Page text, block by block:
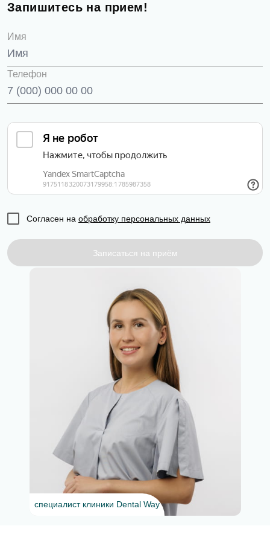
Запишитесь на прием!
Имя
Телефон
Согласен на обработку персональных данных
Записаться на приём
специалист клиники Dental Way